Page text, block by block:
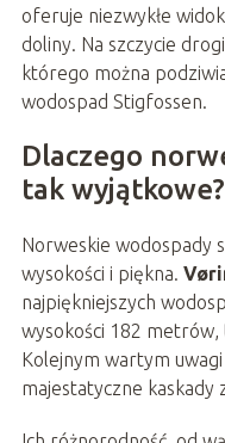
oferuje niezwykłe
doliny. Na szczycie
którego można
wodospad Stigfossen.
Dlaczego
tak wyjątkowe?
Norweskie wodospady
wysokości i piękna.
najpiękniejszych
wysokości 182
Kolejnym wartym
majestatyczne kaskady